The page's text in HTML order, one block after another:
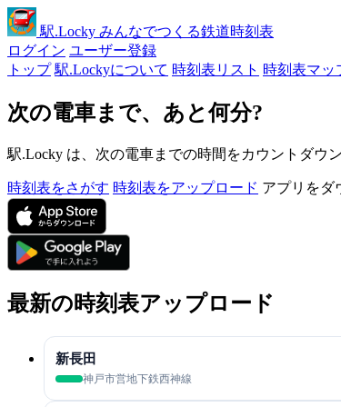
駅.Locky みんなでつくる鉄道時刻表
ログイン ユーザー登録
トップ 駅.Lockyについて 時刻表リスト 時刻表マッ
次の電車まで、あと何分?
駅.Locky は、次の電車までの時間をカウントダウ
時刻表をさがす 時刻表をアップロード アプリをダ
最新の時刻表アップロード
新長田
神戸市営地下鉄西神線